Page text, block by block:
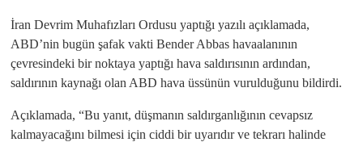
İran Devrim Muhafızları Ordusu yaptığı yazılı açıklamada,
ABD’nin bugün şafak vakti Bender Abbas havaalanının
çevresindeki bir noktaya yaptığı hava saldırısının ardından,
saldırının kaynağı olan ABD hava üssünün vurulduğunu bildirdi.
Açıklamada, “Bu yanıt, düşmanın saldırganlığının cevapsız
kalmayacağını bilmesi için ciddi bir uyarıdır ve tekrarı halinde